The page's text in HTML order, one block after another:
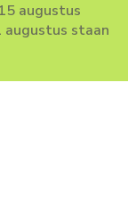
augustus
augustus staan